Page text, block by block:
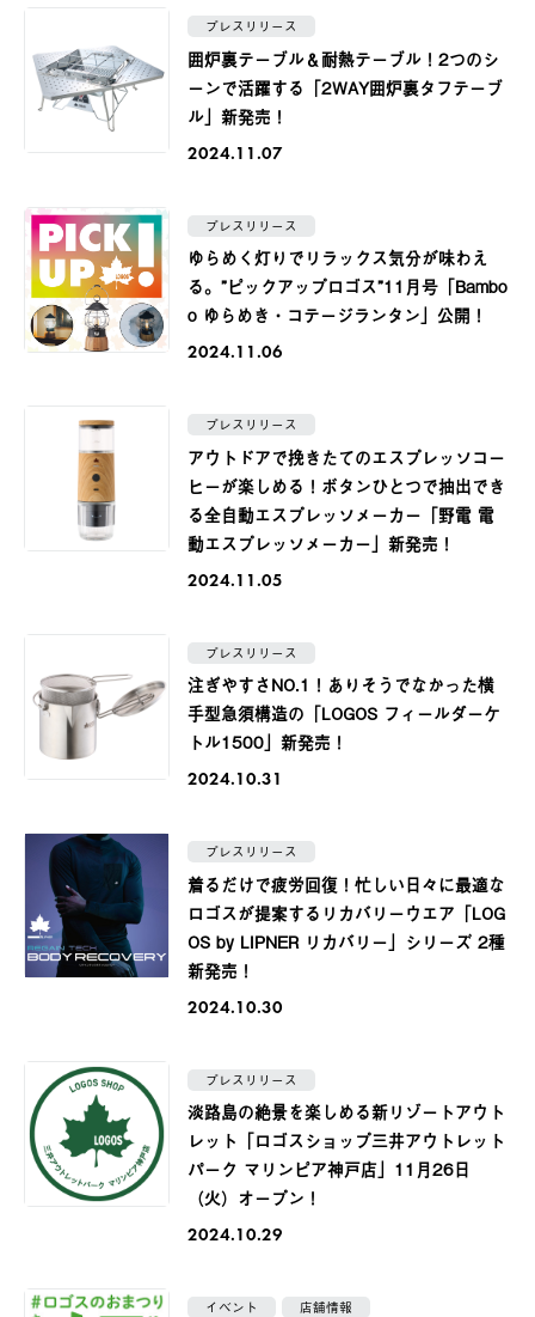
プレスリリース
囲炉裏テーブル＆耐熱テーブル！2つのシ
ーンで活躍する「2WAY囲炉裏タフテーブ
ル」新発売！
2024.11.07
プレスリリース
ゆらめく灯りでリラックス気分が味わえ
る。”ピックアップロゴス”11月号「Bambo
o ゆらめき・コテージランタン」公開！
2024.11.06
プレスリリース
アウトドアで挽きたてのエスプレッソコー
ヒーが楽しめる！ボタンひとつで抽出でき
る全自動エスプレッソメーカー「野電 電
動エスプレッソメーカー」新発売！
2024.11.05
プレスリリース
注ぎやすさNO.1！ありそうでなかった横
手型急須構造の「LOGOS フィールダーケ
トル1500」新発売！
2024.10.31
プレスリリース
着るだけで疲労回復！忙しい日々に最適な
ロゴスが提案するリカバリーウエア「LOG
OS by LIPNER リカバリー」シリーズ 2種
新発売！
2024.10.30
プレスリリース
淡路島の絶景を楽しめる新リゾートアウト
レット「ロゴスショップ三井アウトレット
パーク マリンピア神戸店」11月26日
（火）オープン！
2024.10.29
イベント 店舗情報